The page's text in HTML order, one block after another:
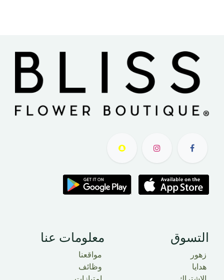
التسوق​
زهور
هدايا
معلومات عنا
مواقعنا
وظائف